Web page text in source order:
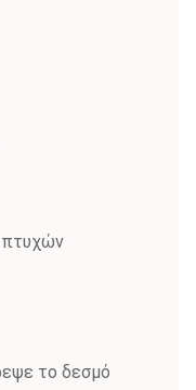
πτυχών
το δεσμό